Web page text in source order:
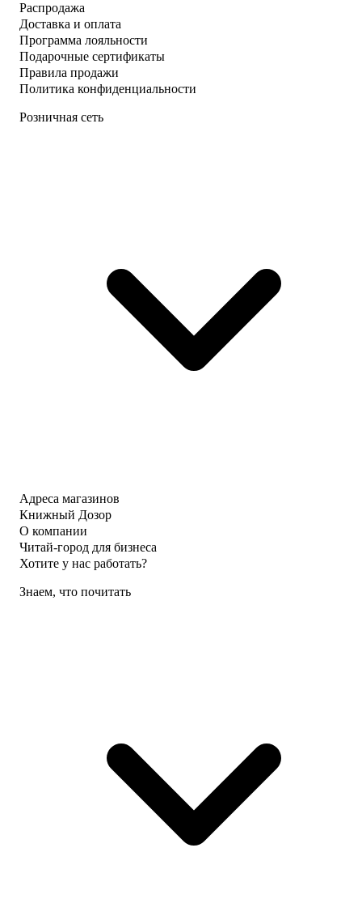
Распродажа
Доставка и оплата
Программа лояльности
Подарочные сертификаты
Правила продажи
Политика конфиденциальности
Розничная сеть
Адреса магазинов
Книжный Дозор
О компании
Читай-город для бизнеса
Хотите у нас работать?
Знаем, что почитать